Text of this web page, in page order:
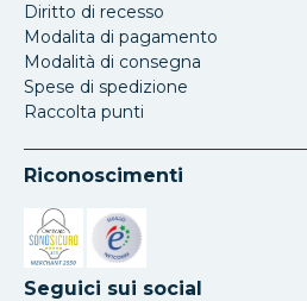
Diritto di recesso
Modalita di pagamento
Modalità di consegna
Spese di spedizione
Raccolta punti
Riconoscimenti
Si apre in una nuova scheda
Si apre in una nuova scheda
Seguici sui social